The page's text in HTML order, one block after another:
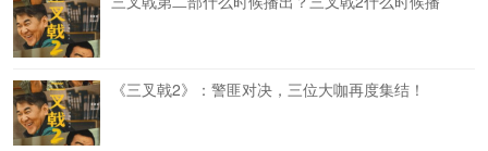
《三叉戟2》：警匪对决，三位大咖再度集结！